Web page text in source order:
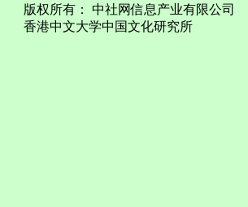
版权所有： 中社网信息产业有限公司
香港中文大学中国文化研究所